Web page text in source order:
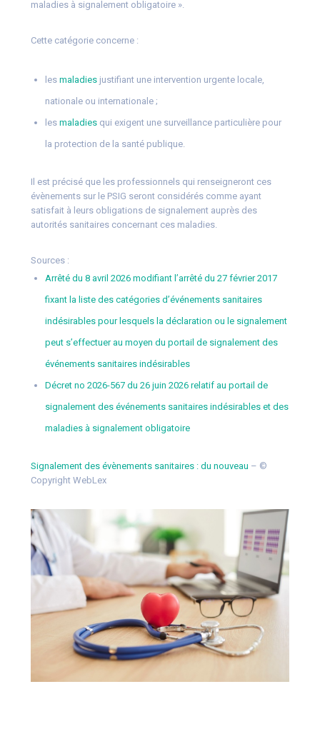
maladies à signalement obligatoire ».
Cette catégorie concerne :
les maladiesjustifiant une intervention urgente locale,
nationale ou internationale ;
les maladiesqui exigent une surveillance particulière pour
la protection de la santé publique.
Il est précisé que les professionnels qui renseigneront ces
évènements sur le PSIG seront considérés comme ayant
satisfait à leurs obligations de signalement auprès des
autorités sanitaires concernant ces maladies.
Sources :
Arrêté du 8 avril 2026 modifiant l’arrêté du 27 février 2017
fixant la liste des catégories d’événements sanitaires
indésirables pour lesquels la déclaration ou le signalement
peut s’effectuer au moyen du portail de signalement des
événements sanitaires indésirables
Décret no 2026-567 du 26 juin 2026 relatif au portail de
signalement des événements sanitaires indésirables et des
maladies à signalement obligatoire
Signalement des évènements sanitaires : du nouveau – ©
Copyright WebLex